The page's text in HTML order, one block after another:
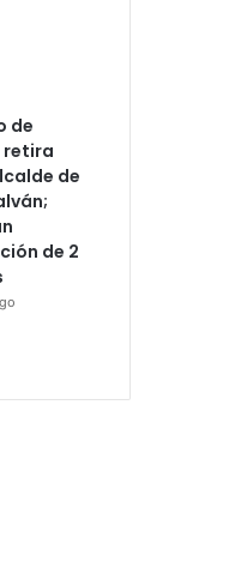
de
retira
de
de 2